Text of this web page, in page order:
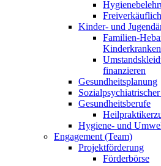
Kinder- und
Familien-
finanzieren
Gesundheitsplanung
Gesundheitsberufe
Hygiene- und
Engagement (Team)
Projektförderung
Förderbörse